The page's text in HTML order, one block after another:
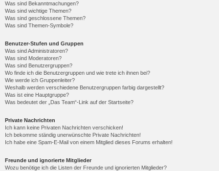
Was sind Bekanntmachungen?
Was sind wichtige Themen?
Was sind geschlossene Themen?
Was sind Themen-Symbole?
Benutzer-Stufen und Gruppen
Was sind Administratoren?
Was sind Moderatoren?
Was sind Benutzergruppen?
Wo finde ich die Benutzergruppen und wie trete ich ihnen bei?
Wie werde ich Gruppenleiter?
Weshalb werden verschiedene Benutzergruppen farbig dargestellt?
Was ist eine Hauptgruppe?
Was bedeutet der „Das Team“-Link auf der Startseite?
Private Nachrichten
Ich kann keine Privaten Nachrichten verschicken!
Ich bekomme ständig unerwünschte Private Nachrichten!
Ich habe eine Spam-E-Mail von einem Mitglied dieses Forums erhalten!
Freunde und ignorierte Mitglieder
Wozu benötige ich die Listen der Freunde und ignorierten Mitglieder?